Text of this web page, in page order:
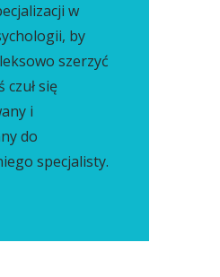
w
by
szerzyć
czuł się
i
do
specjalisty.